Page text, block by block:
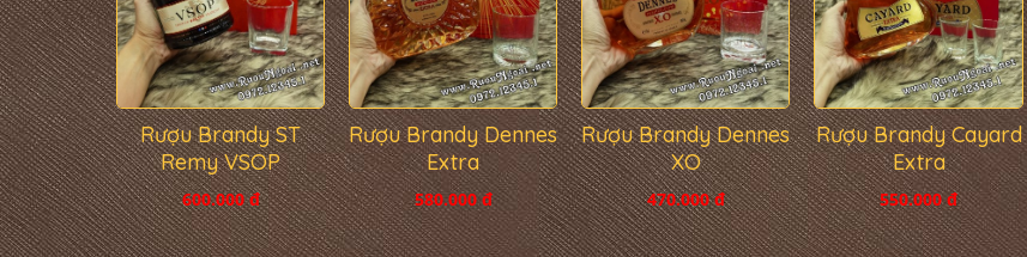
Rượu Brandy ST
Remy VSOP
600.000 đ
Rượu Brandy Dennes
Extra
580.000 đ
Rượu Brandy Dennes
XO
470.000 đ
Rượu Brandy Cayard
Extra
550.000 đ